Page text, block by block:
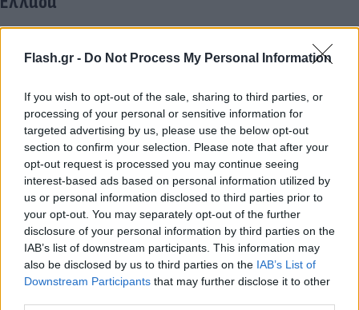
Flash.gr - Do Not Process My Personal Information
If you wish to opt-out of the sale, sharing to third parties, or
processing of your personal or sensitive information for
targeted advertising by us, please use the below opt-out
section to confirm your selection. Please note that after your
opt-out request is processed you may continue seeing
interest-based ads based on personal information utilized by
us or personal information disclosed to third parties prior to
your opt-out. You may separately opt-out of the further
disclosure of your personal information by third parties on the
IAB’s list of downstream participants. This information may
also be disclosed by us to third parties on the IAB’s List of
Downstream Participants that may further disclose it to other
παίρνουν την ανιούσα τον Αύγουστο, καθώς η
του μεγάλου κύματος των αδειούχων. Μέχρι
στιγμής οι τιμές διυλιστηρίου κινούνται στα 1,7
ευρώ/λίτρο.